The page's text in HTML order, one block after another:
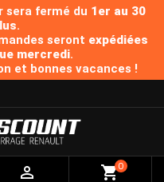
fermé du 1er au 30
.
seront expédiées
mercredi.
et bonnes vacances !
 0